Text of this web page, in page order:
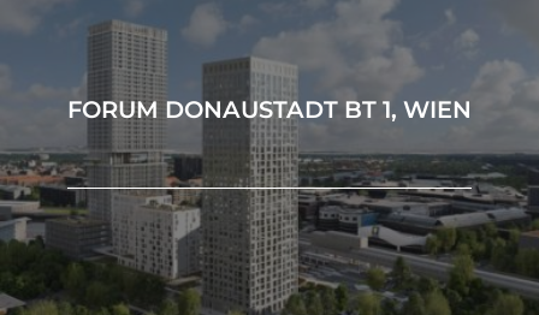
FORUM DONAUSTADT BT 1, WIEN